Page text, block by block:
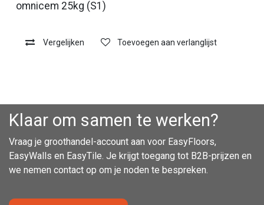
omnicem 25kg (S1)
Vergelijken Toevoegen aan verlanglijst
Klaar om samen te werken?
Vraag je groothandel-account aan voor EasyFloors,
EasyWalls en EasyTile. Je krijgt toegang tot B2B-prijzen en
we nemen contact op om je noden te bespreken.